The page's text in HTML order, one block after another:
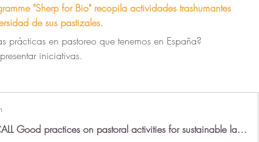
"Sherp for Bio" recopila actividades trashumantes
de sus pastizales.
prácticas en pastoreo que tenemos en España?
iniciativas.
OPEN CALL Good practices on pastoral activities for sustainable landscape management